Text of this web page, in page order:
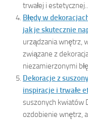
trwałej i estetycznej...
Błędy w
jak je skutecznie
urządzania wnętrz,
związane z
niezamierzonymi
Dekoracje z
inspiracje i trwałe
suszonych kwiatów
ozdobienie wnętrz,